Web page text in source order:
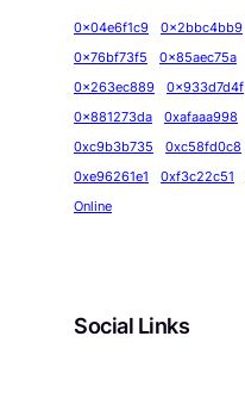
0x04e6f1c9 0x2bbc4bb9
0x76bf73f5
0x85aec75a
0x263ec889
0x933d7d4f
0x881273da
0xafaaa998
0xc9b3b735
0xc58fd0c8
0xe96261e1
0xf3c22c51
Online
Social Links